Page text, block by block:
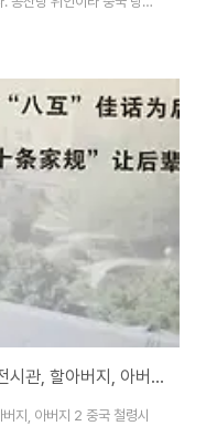
2인자였습니다. 정자 위
념관 와봤다네요. 있는 줄
... 오히려 외국인인 제 덕
는 길에 보게 된 기념석.
철령(톄링) 주은래(저우언라이) 가족 전시관, 할아버지, 아버지 2
지, 아버지 2 중국 철령시